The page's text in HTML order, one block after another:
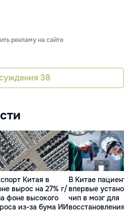
рекламу на сайте
38
Китая в
вырос на 27% г/
фоне высокого
из-за бума ИИ
В Китае пациенту
впервые
чип в мозг для
восстановления